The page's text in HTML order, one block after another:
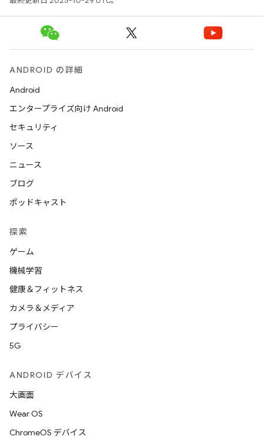
ANDROID の詳細
Android
エンタープライズ向け Android
セキュリティ
ソース
ニュース
ブログ
ポッドキャスト
探索
ゲーム
機械学習
健康＆フィットネス
カメラ＆メディア
プライバシー
5G
ANDROID デバイス
大画面
Wear OS
ChromeOS デバイス